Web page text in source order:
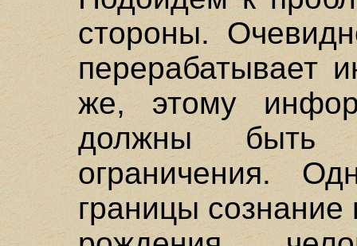
стороны.
перерабатывает
же, этому
должны быть
ограничения.
границы сознание